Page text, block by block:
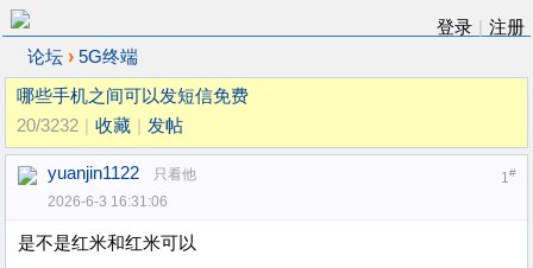
登录
注册
论坛 › 5G终端
哪些手机之间可以发短信免费
20/3232
收藏 发帖
1#
yuanjin1122
只看他
2026-6-3 16:31:06
是不是红米和红米可以